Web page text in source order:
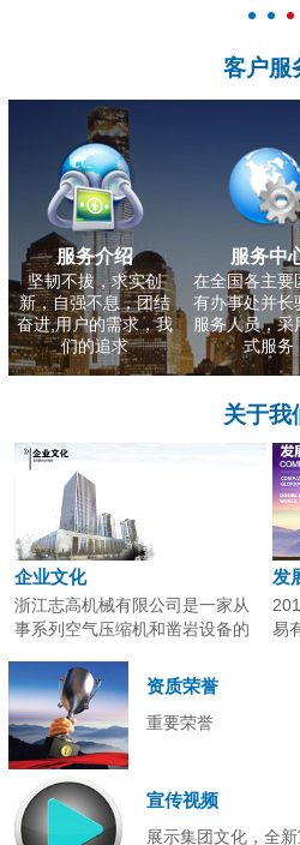
客户服
服务介绍
坚韧不拔，求实创
新，自强不息，团结
奋进,用户的需求，我
们的追求
服务中
在全国各主要
有办事处并长
服务人员，采
式服务
关于我
企业文化
浙江志高机械有限公司是一家从
事系列空气压缩机和凿岩设备的
的专业机构。产品广泛应用于工
业气源、各类矿山开采和工程项
目建设。企业以技术开发为核
心，...
发
易
资质荣誉
重要荣誉
宣传视频
展示集团文化，全